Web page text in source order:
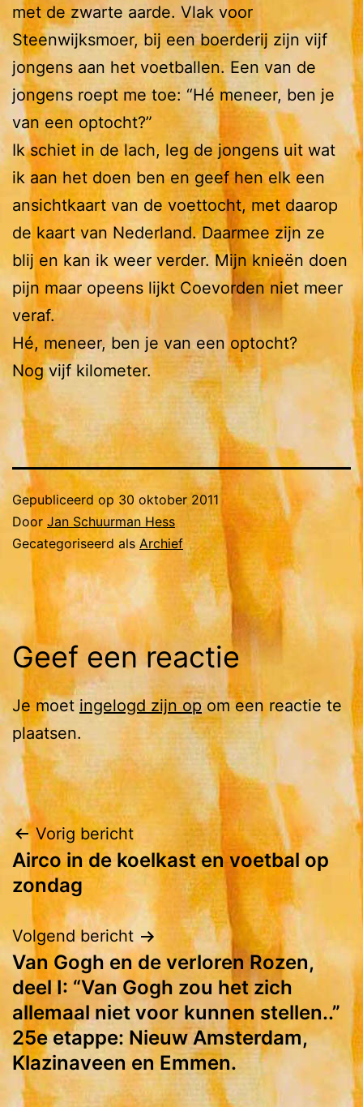
met de zwarte aarde. Vlak voor
Steenwijksmoer, bij een boerderij zijn vijf
jongens aan het voetballen. Een van de
jongens roept me toe: “Hé meneer, ben je
van een optocht?”
Ik schiet in de lach, leg de jongens uit wat
ik aan het doen ben en geef hen elk een
ansichtkaart van de voettocht, met daarop
de kaart van Nederland. Daarmee zijn ze
blij en kan ik weer verder. Mijn knieën doen
pijn maar opeens lijkt Coevorden niet meer
veraf.
Hé, meneer, ben je van een optocht?
Nog vijf kilometer.
Gepubliceerd op 30 oktober 2011
Door Jan Schuurman Hess
Gecategoriseerd als Archief
Geef een reactie
Je moet ingelogd zijn opom een reactie te
plaatsen.
Bericht
navigatie
Vorig bericht
Airco in de koelkast en voetbal op
zondag
Volgend bericht
Van Gogh en de verloren Rozen,
deel I: “Van Gogh zou het zich
allemaal niet voor kunnen stellen..”
25e etappe: Nieuw Amsterdam,
Klazinaveen en Emmen.